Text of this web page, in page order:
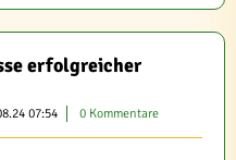
erfolgreicher
07:54 0 Kommentare